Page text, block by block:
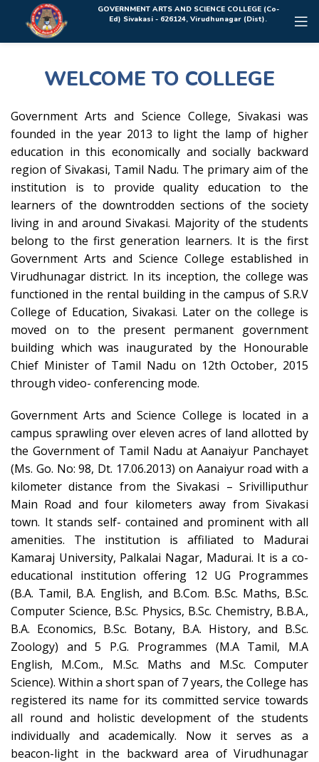
Rolex Replica Uhren DeutschlandGOVERNMENT ARTS AND SCIENCE COLLEGE (Co-
Ed) Sivakasi - 626124, Virudhunagar (Dist).
WELCOME TO COLLEGE
Government Arts and Science College, Sivakasi was
founded in the year 2013 to light the lamp of higher
education in this economically and socially backward
region of Sivakasi, Tamil Nadu. The primary aim of the
institution is to provide quality education to the
learners of the downtrodden sections of the society
living in and around Sivakasi. Majority of the students
belong to the first generation learners. It is the first
Government Arts and Science College established in
Virudhunagar district. In its inception, the college was
functioned in the rental building in the campus of S.R.V
College of Education, Sivakasi. Later on the college is
moved on to the present permanent government
building which was inaugurated by the Honourable
Chief Minister of Tamil Nadu on 12th October, 2015
through video- conferencing mode.
Government Arts and Science College is located in a
campus sprawling over eleven acres of land allotted by
the Government of Tamil Nadu at Aanaiyur Panchayet
(Ms. Go. No: 98, Dt. 17.06.2013) on Aanaiyur road with a
kilometer distance from the Sivakasi – Srivilliputhur
Main Road and four kilometers away from Sivakasi
town. It stands self- contained and prominent with all
amenities. The institution is affiliated to Madurai
Kamaraj University, Palkalai Nagar, Madurai. It is a co-
educational institution offering 12 UG Programmes
(B.A. Tamil, B.A. English, and B.Com. B.Sc. Maths, B.Sc.
Computer Science, B.Sc. Physics, B.Sc. Chemistry, B.B.A.,
B.A. Economics, B.Sc. Botany, B.A. History, and B.Sc.
Zoology) and 5 P.G. Programmes (M.A Tamil, M.A
English, M.Com., M.Sc. Maths and M.Sc. Computer
Science). Within a short span of 7 years, the College has
registered its name for its committed service towards
all round and holistic development of the students
individually and academically. Now it serves as a
beacon-light in the backward area of Virudhunagar